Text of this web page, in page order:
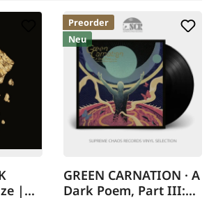
|
Preorder
Neu
GREEN CARNATION · A
Dark Poem, Part III: